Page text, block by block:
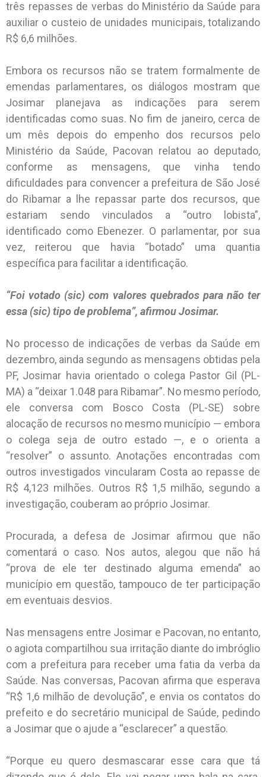
três repasses de verbas do Ministério da Saúde para
auxiliar o custeio de unidades municipais, totalizando
R$ 6,6 milhões.
Embora os recursos não se tratem formalmente de
emendas parlamentares, os diálogos mostram que
Josimar planejava as indicações para serem
identificadas como suas. No fim de janeiro, cerca de
um mês depois do empenho dos recursos pelo
Ministério da Saúde, Pacovan relatou ao deputado,
conforme as mensagens, que vinha tendo
dificuldades para convencer a prefeitura de São José
do Ribamar a lhe repassar parte dos recursos, que
estariam sendo vinculados a “outro lobista”,
identificado como Ebenezer. O parlamentar, por sua
vez, reiterou que havia “botado” uma quantia
específica para facilitar a identificação.
“Foi votado (sic) com valores quebrados para não ter
essa (sic) tipo de problema”, afirmou Josimar.
No processo de indicações de verbas da Saúde em
dezembro, ainda segundo as mensagens obtidas pela
PF, Josimar havia orientado o colega Pastor Gil (PL-
MA) a “deixar 1.048 para Ribamar”. No mesmo período,
ele conversa com Bosco Costa (PL-SE) sobre
alocação de recursos no mesmo município — embora
o colega seja de outro estado —, e o orienta a
“resolver” o assunto. Anotações encontradas com
outros investigados vincularam Costa ao repasse de
R$ 4,123 milhões. Outros R$ 1,5 milhão, segundo a
investigação, couberam ao próprio Josimar.
Procurada, a defesa de Josimar afirmou que não
comentará o caso. Nos autos, alegou que não há
“prova de ele ter destinado alguma emenda” ao
município em questão, tampouco de ter participação
em eventuais desvios.
Nas mensagens entre Josimar e Pacovan, no entanto,
o agiota compartilhou sua irritação diante do imbróglio
com a prefeitura para receber uma fatia da verba da
Saúde. Nas conversas, Pacovan afirma que esperava
“R$ 1,6 milhão de devolução”, e envia os contatos do
prefeito e do secretário municipal de Saúde, pedindo
a Josimar que o ajude a “esclarecer” a questão.
“Porque eu quero desmascarar esse cara que tá